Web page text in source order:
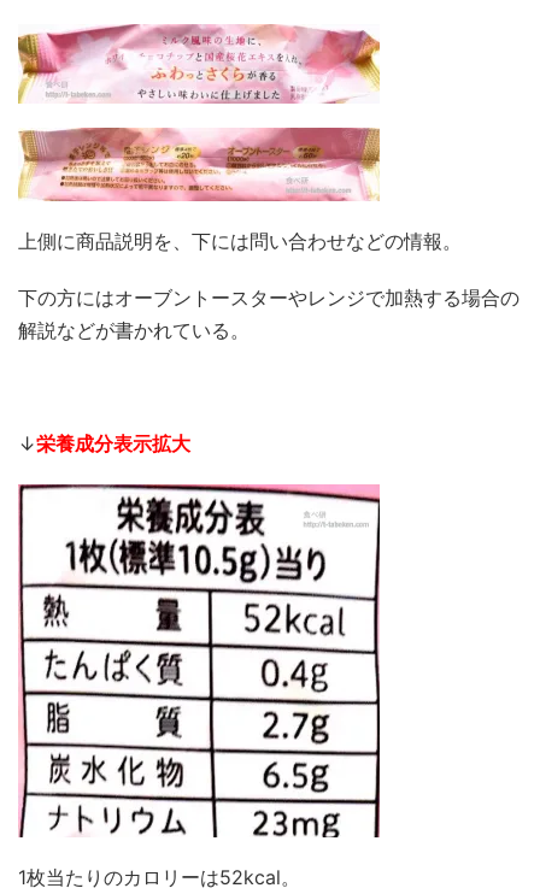
上側に商品説明を、下には問い合わせなどの情報。
下の方にはオーブントースターやレンジで加熱する場合の
解説などが書かれている。
↓栄養成分表示拡大
1枚当たりのカロリーは52kcal。